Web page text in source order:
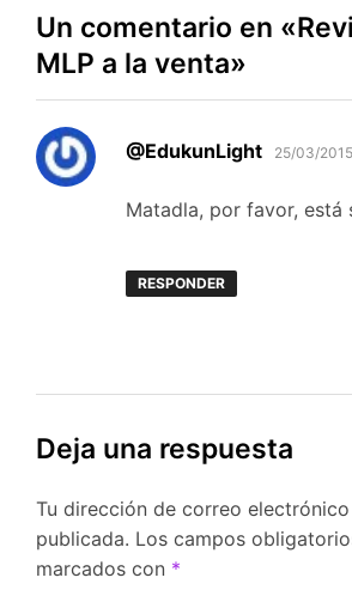
Un comentario en «
MLP a la venta»
@EdukunLight dice:
25/03/
Matadla, por favor, está
RESPONDER
Deja una respuesta
Tu dirección de correo
publicada. Los campos
marcados con *